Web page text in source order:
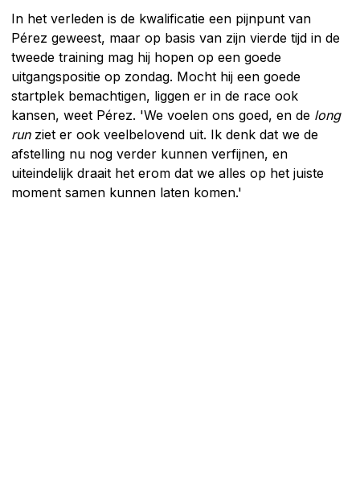
In het verleden is de kwalificatie een pijnpunt van
Pérez geweest, maar op basis van zijn vierde tijd in de
tweede training mag hij hopen op een goede
uitgangspositie op zondag. Mocht hij een goede
startplek bemachtigen, liggen er in de race ook
kansen, weet Pérez. 'We voelen ons goed, en de long
runziet er ook veelbelovend uit. Ik denk dat we de
afstelling nu nog verder kunnen verfijnen, en
uiteindelijk draait het erom dat we alles op het juiste
moment samen kunnen laten komen.'